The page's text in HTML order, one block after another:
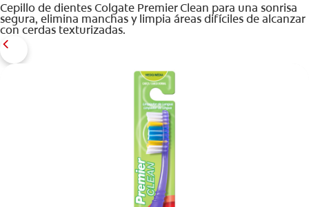
Cepillo de dientes Colgate Premier Clean para una sonrisa
segura, elimina manchas y limpia áreas difíciles de alcanzar
con cerdas texturizadas.